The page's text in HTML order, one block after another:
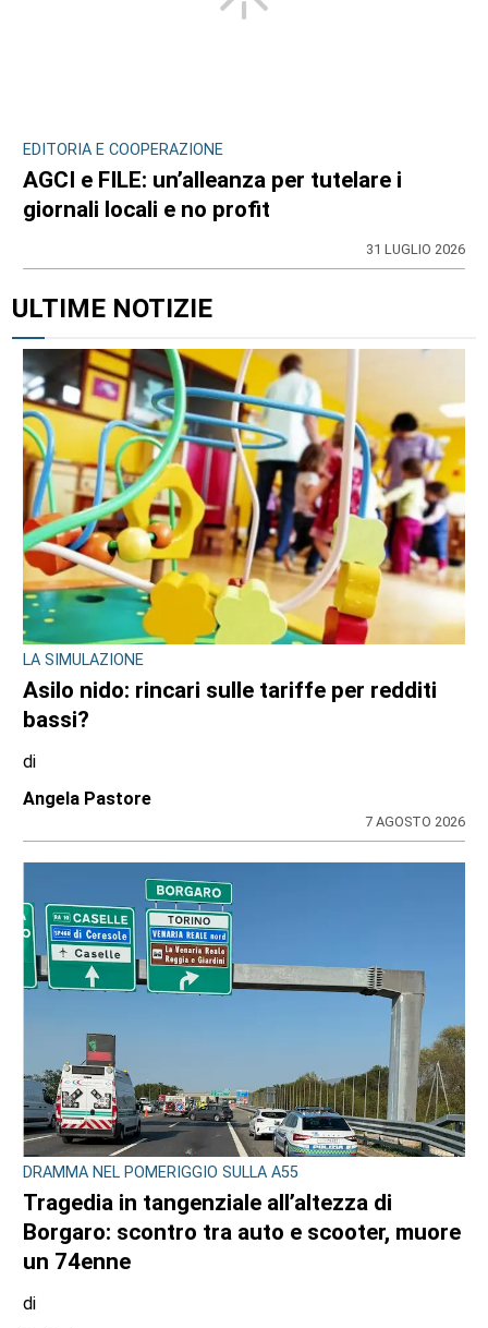
EDITORIA E COOPERAZIONE
AGCI e FILE: un’alleanza per tutelare i
giornali locali e no profit
31 LUGLIO 2026
ULTIME NOTIZIE
LA SIMULAZIONE
Asilo nido: rincari sulle tariffe per redditi
bassi?
di
Angela Pastore
7 AGOSTO 2026
DRAMMA NEL POMERIGGIO SULLA A55
Tragedia in tangenziale all’altezza di
Borgaro: scontro tra auto e scooter, muore
un 74enne
di